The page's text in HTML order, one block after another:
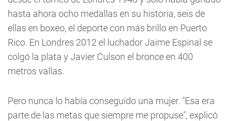
hasta ahora ocho medallas en su historia, seis de
ellas en boxeo, el deporte con más brillo en Puerto
Rico. En Londres 2012 el luchador Jaime Espinal se
colgó la plata y Javier Culson el bronce en 400
metros vallas.
Pero nunca lo había conseguido una mujer. "Esa era
parte de las metas que siempre me propuse", explicó